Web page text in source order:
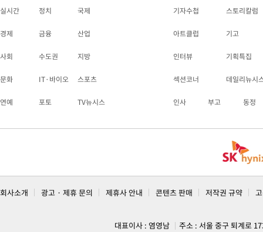
실시간 정치 국제
경제 금융 산업
사회 수도권 지방
문화 IT·바이오 스포츠
연예 포토 TV뉴시스
기자수첩 스토리칼럼
아트클럽 기고
인터뷰 기획특집
섹션코너 데일리뉴시
인사 부고 동정
회사소개 광고 · 제휴 문의 제휴사 안내 콘텐츠 판매 저작권 규약
대표이사 : 염영남
주소 : 서울 중구 퇴계로